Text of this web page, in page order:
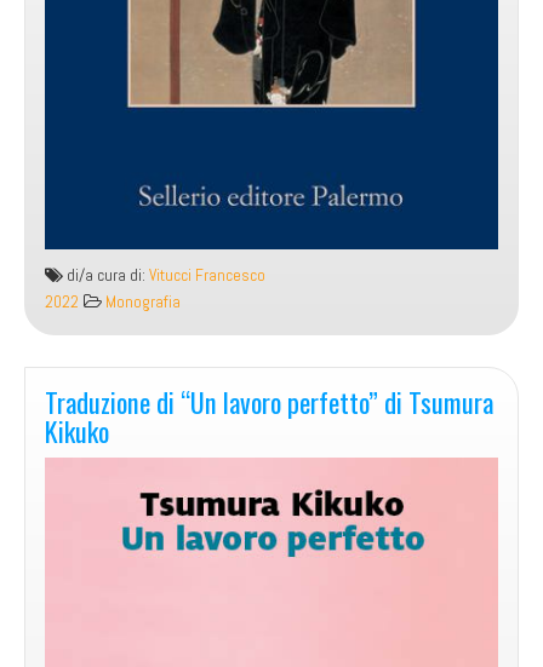
di/a cura di: Vitucci Francesco
2022
Monografia
Traduzione di “Un lavoro perfetto” di Tsumura
Kikuko